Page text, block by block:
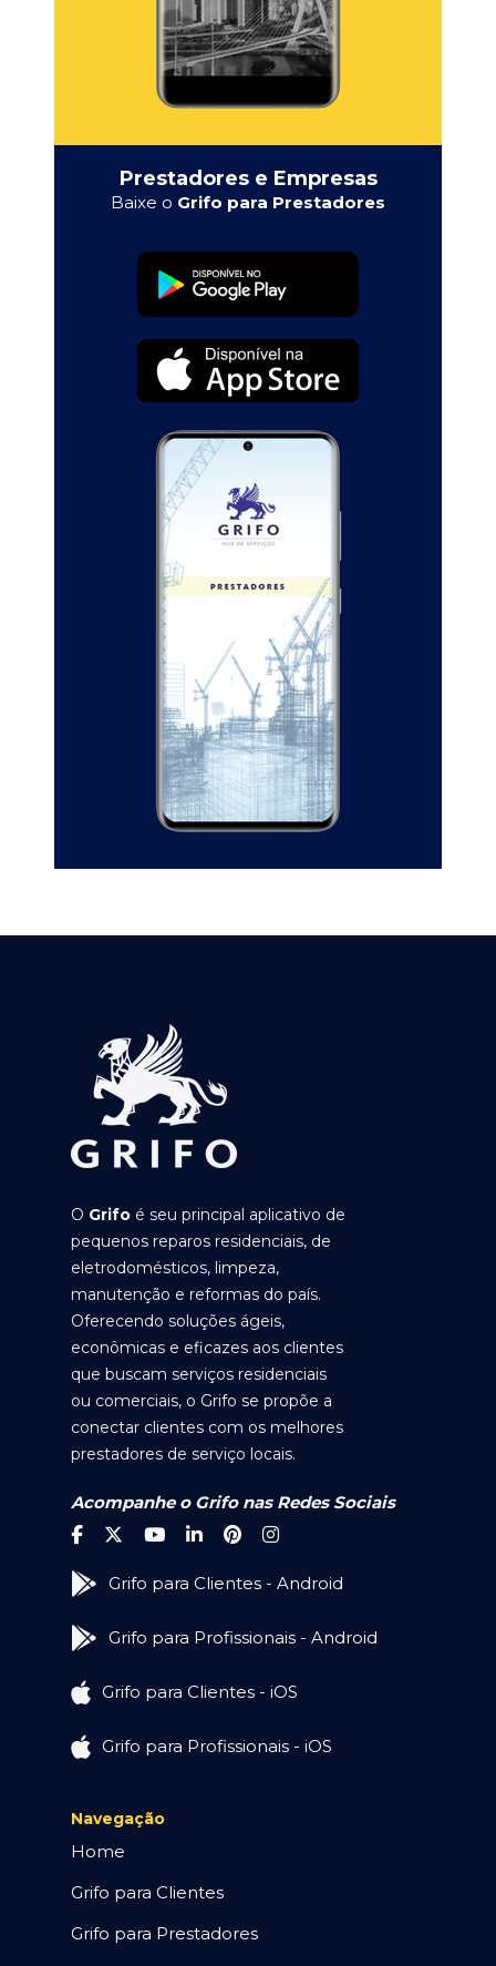
Prestadores e Empresas
Baixe o Grifo para Prestadores
O Grifo é seu principal aplicativo de
pequenos reparos residenciais, de
eletrodomésticos, limpeza,
manutenção e reformas do país.
Oferecendo soluções ágeis,
econômicas e eficazes aos clientes
que buscam serviços residenciais
ou comerciais, o Grifo se propõe a
conectar clientes com os melhores
prestadores de serviço locais.
Acompanhe o Grifo nas Redes Sociais
Grifo para Clientes - Android
Grifo para Profissionais - Android
Grifo para Clientes - iOS
Grifo para Profissionais - iOS
Navegação
Home
Grifo para Clientes
Grifo para Prestadores